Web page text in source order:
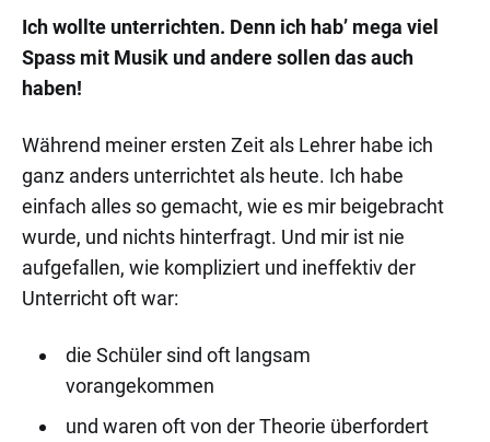
Ich wollte unterrichten. Denn ich hab’ mega viel
Spass mit Musik und andere sollen das auch
haben!
Während meiner ersten Zeit als Lehrer habe ich
ganz anders unterrichtet als heute. Ich habe
einfach alles so gemacht, wie es mir beigebracht
wurde, und nichts hinterfragt. Und mir ist nie
aufgefallen, wie kompliziert und ineffektiv der
Unterricht oft war:
die Schüler sind oft langsam
vorangekommen
und waren oft von der Theorie überfordert